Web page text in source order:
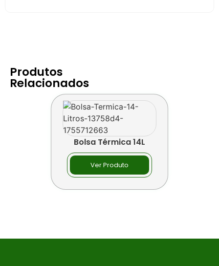
Produtos
Relacionados
Bolsa Térmica 14L
Ver Produto